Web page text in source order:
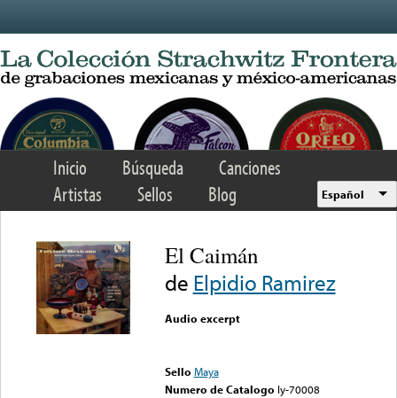
Inicio Búsqueda
Canciones
Artistas
Sellos Blog Español
El Caimán
de Elpidio Ramirez
Audio excerpt
Sello Maya
Numero de Catalogo ly-70008